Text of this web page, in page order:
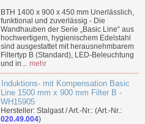
BTH 1400 x 900 x 450 mm Unerlässlich,
funktional und zuverlässig - Die
Wandhauben der Serie „Basic Line“ aus
hochwertigem, hygienischem Edelstahl
sind ausgestattet mit herausnehmbarem
Filtertyp B (Standard), LED-Beleuchtung
und in... mehr
Induktions- mit Kompensation Basic
Line 1500 mm x 900 mm Filter B -
WH15905
Hersteller: Stalgast / Art.-Nr.: (Art.-Nr.:
020.49.004)